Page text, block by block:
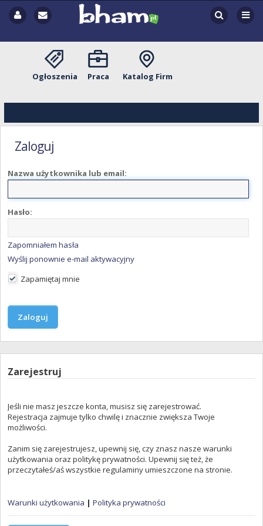
Ogłoszenia Praca Katalog Firm
Zaloguj
Nazwa użytkownika lub email:
Hasło:
Zapomniałem hasła
Wyślij ponownie e-mail aktywacyjny
Zapamiętaj mnie
Zarejestruj
Jeśli nie masz jeszcze konta, musisz się zarejestrować.
Rejestracja zajmuje tylko chwilę i znacznie zwiększa Twoje
możliwości.
Zanim się zarejestrujesz, upewnij się, czy znasz nasze warunki
użytkowania oraz politykę prywatności. Upewnij się też, że
przeczytałeś/aś wszystkie regulaminy umieszczone na stronie.
Warunki użytkowania | Polityka prywatności